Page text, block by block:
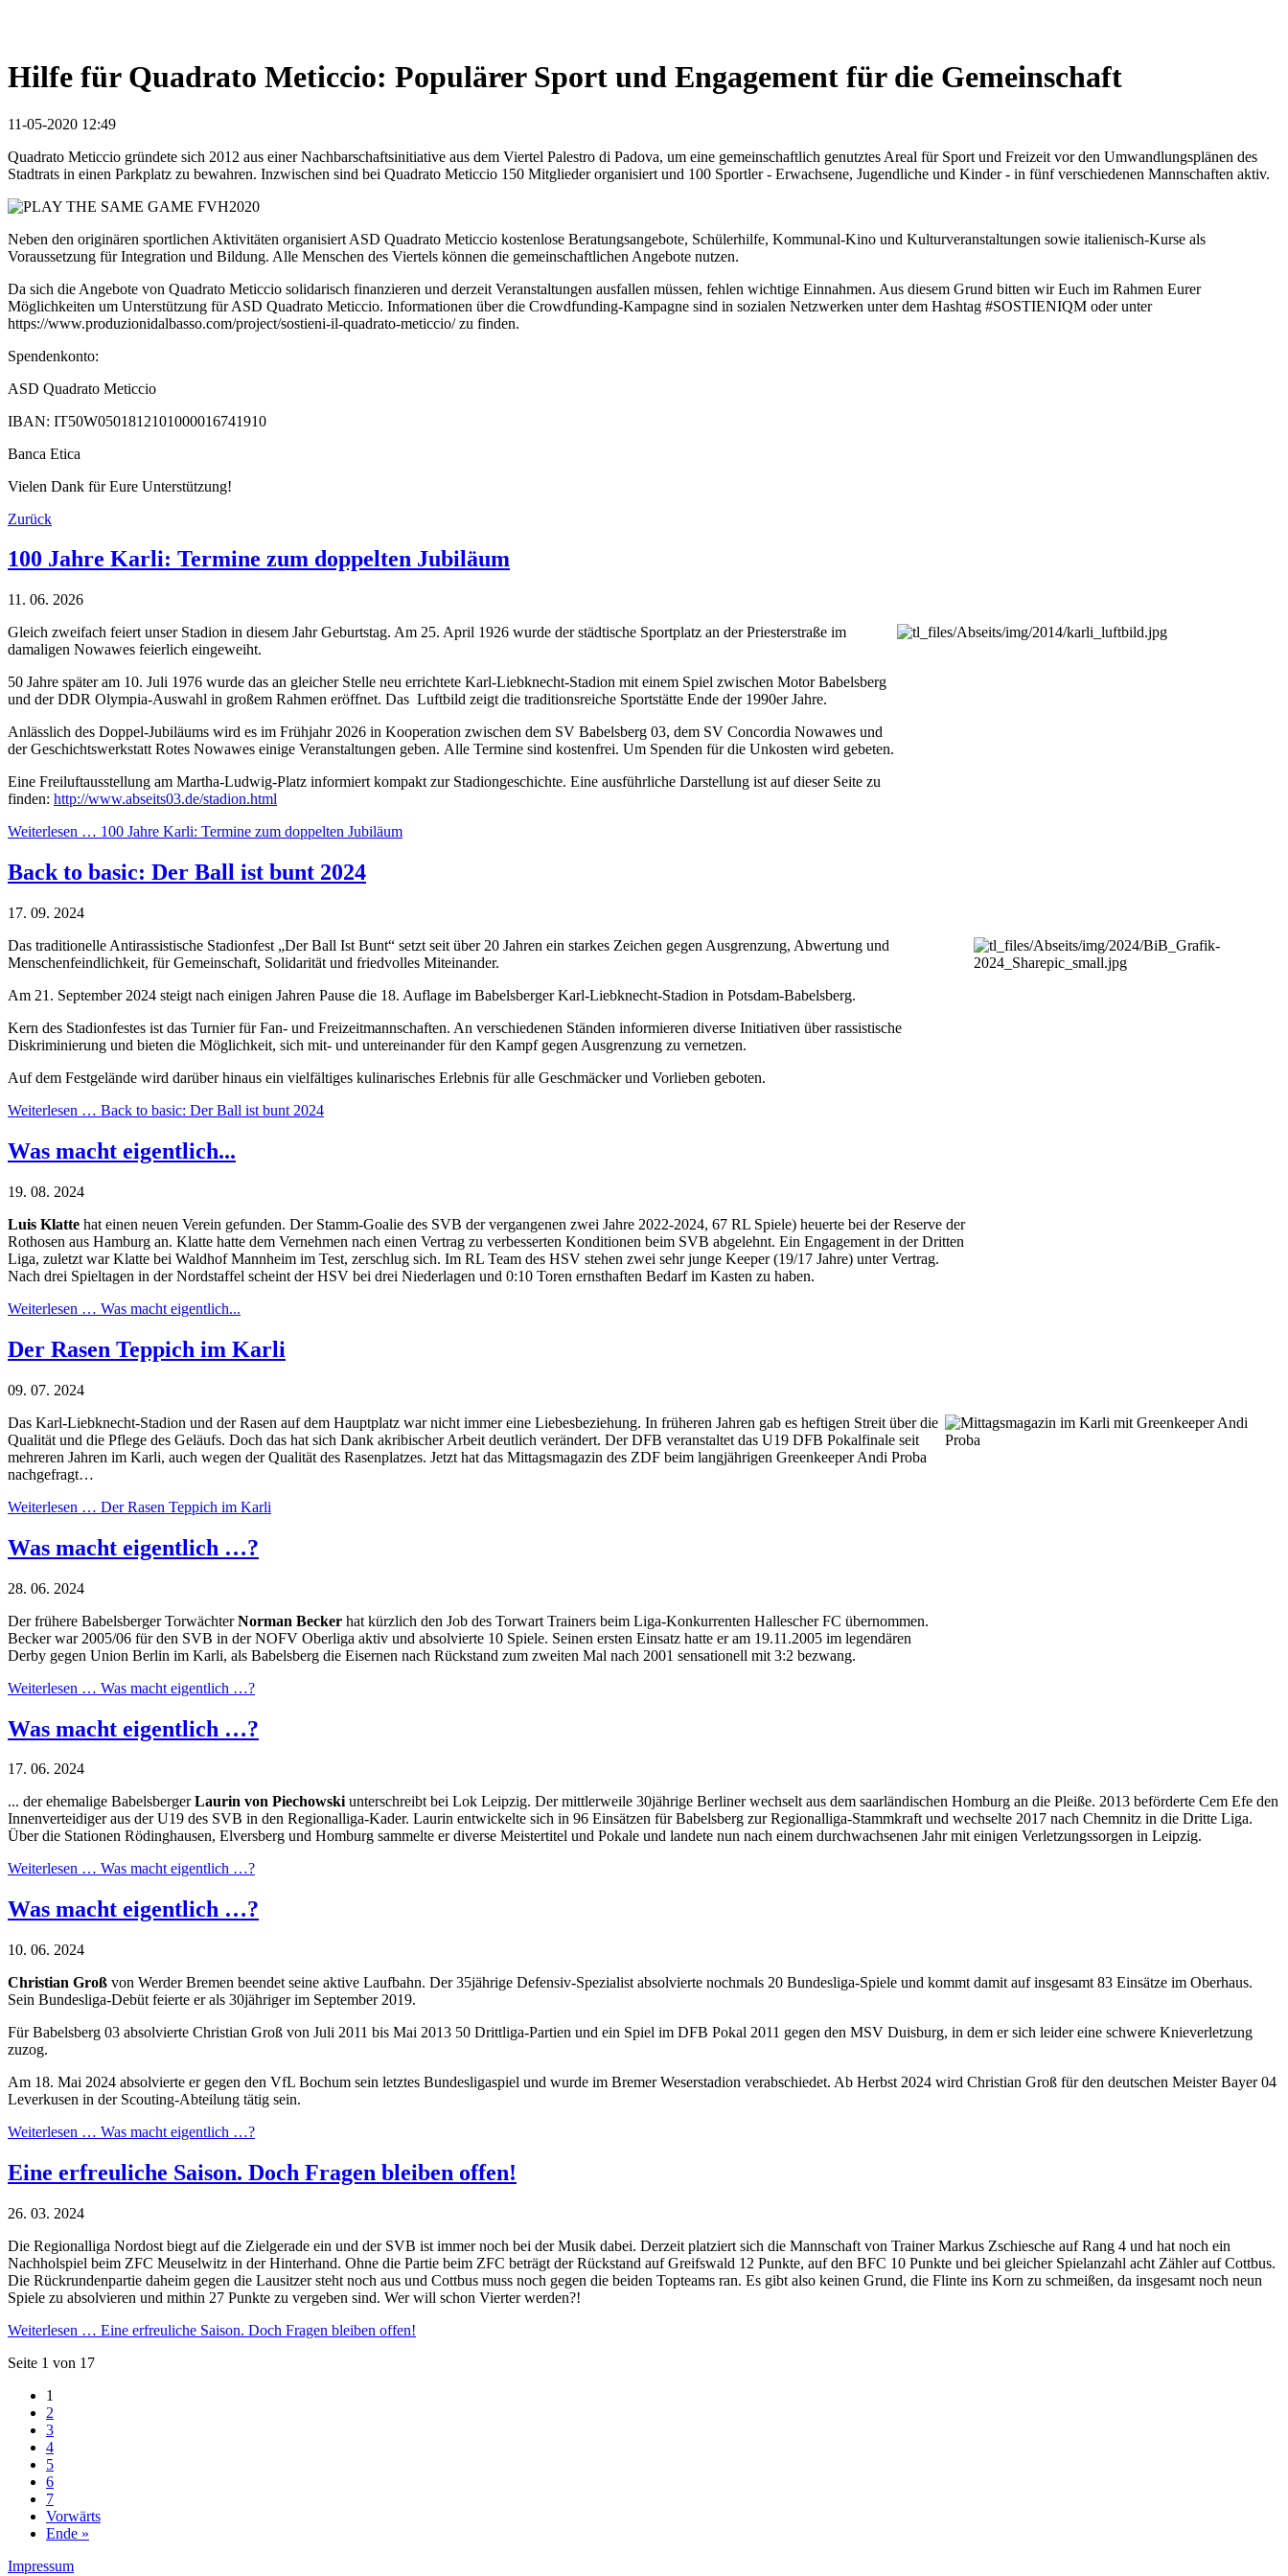
Hilfe für Quadrato Meticcio: Populärer Sport und Engagement für die Gemeinschaft
11-05-2020 12:49
Quadrato Meticcio gründete sich 2012 aus einer Nachbarschaftsinitiative aus dem Viertel Palestro di Padova, um eine gemeinschaftlich genutztes Areal für Sport und Freizeit vor den Umwandlungsplänen des
Stadtrats in einen Parkplatz zu bewahren. Inzwischen sind bei Quadrato Meticcio 150 Mitglieder organisiert und 100 Sportler - Erwachsene, Jugendliche und Kinder - in fünf verschiedenen Mannschaften aktiv.
Neben den originären sportlichen Aktivitäten organisiert ASD Quadrato Meticcio kostenlose Beratungsangebote, Schülerhilfe, Kommunal-Kino und Kulturveranstaltungen sowie italienisch-Kurse als
Voraussetzung für Integration und Bildung. Alle Menschen des Viertels können die gemeinschaftlichen Angebote nutzen.
Da sich die Angebote von Quadrato Meticcio solidarisch finanzieren und derzeit Veranstaltungen ausfallen müssen, fehlen wichtige Einnahmen. Aus diesem Grund bitten wir Euch im Rahmen Eurer
Möglichkeiten um Unterstützung für ASD Quadrato Meticcio. Informationen über die Crowdfunding-Kampagne sind in sozialen Netzwerken unter dem Hashtag #SOSTIENIQM oder unter
https://www.produzionidalbasso.com/project/sostieni-il-quadrato-meticcio/ zu finden.
Spendenkonto:
ASD Quadrato Meticcio
IBAN: IT50W0501812101000016741910
Banca Etica
Vielen Dank für Eure Unterstützung!
Zurück
100 Jahre Karli: Termine zum doppelten Jubiläum
11. 06. 2026
Gleich zweifach feiert unser Stadion in diesem Jahr Geburtstag. Am 25. April 1926 wurde der städtische Sportplatz an der Priesterstraße im
damaligen Nowawes feierlich eingeweiht.
50 Jahre später am 10. Juli 1976 wurde das an gleicher Stelle neu errichtete Karl-Liebknecht-Stadion mit einem Spiel zwischen Motor Babelsberg
und der DDR Olympia-Auswahl in großem Rahmen eröffnet. Das Luftbild zeigt die traditionsreiche Sportstätte Ende der 1990er Jahre.
Anlässlich des Doppel-Jubiläums wird es im Frühjahr 2026 in Kooperation zwischen dem SV Babelsberg 03, dem SV Concordia Nowawes und
der Geschichtswerkstatt Rotes Nowawes einige Veranstaltungen geben. Alle Termine sind kostenfrei. Um Spenden für die Unkosten wird gebeten.
Eine Freiluftausstellung am Martha-Ludwig-Platz informiert kompakt zur Stadiongeschichte. Eine ausführliche Darstellung ist auf dieser Seite zu
finden: http://www.abseits03.de/stadion.html
Weiterlesen … 100 Jahre Karli: Termine zum doppelten Jubiläum
Back to basic: Der Ball ist bunt 2024
17. 09. 2024
Das traditionelle Antirassistische Stadionfest „Der Ball Ist Bunt“ setzt seit über 20 Jahren ein starkes Zeichen gegen Ausgrenzung, Abwertung und
Menschenfeindlichkeit, für Gemeinschaft, Solidarität und friedvolles Miteinander.
Am 21. September 2024 steigt nach einigen Jahren Pause die 18. Auflage im Babelsberger Karl-Liebknecht-Stadion in Potsdam-Babelsberg.
Kern des Stadionfestes ist das Turnier für Fan- und Freizeitmannschaften. An verschiedenen Ständen informieren diverse Initiativen über rassistische
Diskriminierung und bieten die Möglichkeit, sich mit- und untereinander für den Kampf gegen Ausgrenzung zu vernetzen.
Auf dem Festgelände wird darüber hinaus ein vielfältiges kulinarisches Erlebnis für alle Geschmäcker und Vorlieben geboten.
Weiterlesen … Back to basic: Der Ball ist bunt 2024
Was macht eigentlich...
19. 08. 2024
Luis Klatte hat einen neuen Verein gefunden. Der Stamm-Goalie des SVB der vergangenen zwei Jahre 2022-2024, 67 RL Spiele) heuerte bei der Reserve der
Rothosen aus Hamburg an. Klatte hatte dem Vernehmen nach einen Vertrag zu verbesserten Konditionen beim SVB abgelehnt. Ein Engagement in der Dritten
Liga, zuletzt war Klatte bei Waldhof Mannheim im Test, zerschlug sich. Im RL Team des HSV stehen zwei sehr junge Keeper (19/17 Jahre) unter Vertrag.
Nach drei Spieltagen in der Nordstaffel scheint der HSV bei drei Niederlagen und 0:10 Toren ernsthaften Bedarf im Kasten zu haben.
Weiterlesen … Was macht eigentlich...
Der Rasen Teppich im Karli
09. 07. 2024
Das Karl-Liebknecht-Stadion und der Rasen auf dem Hauptplatz war nicht immer eine Liebesbeziehung. In früheren Jahren gab es heftigen Streit über die
Qualität und die Pflege des Geläufs. Doch das hat sich Dank akribischer Arbeit deutlich verändert. Der DFB veranstaltet das U19 DFB Pokalfinale seit
mehreren Jahren im Karli, auch wegen der Qualität des Rasenplatzes. Jetzt hat das Mittagsmagazin des ZDF beim langjährigen Greenkeeper Andi Proba
nachgefragt…
Weiterlesen … Der Rasen Teppich im Karli
Was macht eigentlich …?
28. 06. 2024
Der frühere Babelsberger TorwächterNorman Becker hat kürzlich den Job des Torwart Trainers beim Liga-Konkurrenten Hallescher FC übernommen.
Becker war 2005/06 für den SVB in der NOFV Oberliga aktiv und absolvierte 10 Spiele. Seinen ersten Einsatz hatte er am 19.11.2005 im legendären
Derby gegen Union Berlin im Karli, als Babelsberg die Eisernen nach Rückstand zum zweiten Mal nach 2001 sensationell mit 3:2 bezwang.
Weiterlesen … Was macht eigentlich …?
Was macht eigentlich …?
17. 06. 2024
... der ehemalige BabelsbergerLaurin von Piechowskiunterschreibt bei Lok Leipzig. Der mittlerweile 30jährige Berliner wechselt aus dem saarländischen Homburg an die Pleiße. 2013 beförderte Cem Efe den
Innenverteidiger aus der U19 des SVB in den Regionalliga-Kader. Laurin entwickelte sich in 96 Einsätzen für Babelsberg zur Regionalliga-Stammkraft und wechselte 2017 nach Chemnitz in die Dritte Liga.
Über die Stationen Rödinghausen, Elversberg und Homburg sammelte er diverse Meistertitel und Pokale und landete nun nach einem durchwachsenen Jahr mit einigen Verletzungssorgen in Leipzig.
Weiterlesen … Was macht eigentlich …?
Was macht eigentlich …?
10. 06. 2024
Christian Groß von Werder Bremen beendet seine aktive Laufbahn. Der 35jährige Defensiv-Spezialist absolvierte nochmals 20 Bundesliga-Spiele und kommt damit auf insgesamt 83 Einsätze im Oberhaus.
Sein Bundesliga-Debüt feierte er als 30jähriger im September 2019.
Für Babelsberg 03 absolvierte Christian Groß von Juli 2011 bis Mai 2013 50 Drittliga-Partien und ein Spiel im DFB Pokal 2011 gegen den MSV Duisburg, in dem er sich leider eine schwere Knieverletzung
zuzog.
Am 18. Mai 2024 absolvierte er gegen den VfL Bochum sein letztes Bundesligaspiel und wurde im Bremer Weserstadion verabschiedet. Ab Herbst 2024 wird Christian Groß für den deutschen Meister Bayer 04
Leverkusen in der Scouting-Abteilung tätig sein.
Weiterlesen … Was macht eigentlich …?
Eine erfreuliche Saison. Doch Fragen bleiben offen!
26. 03. 2024
Die Regionalliga Nordost biegt auf die Zielgerade ein und der SVB ist immer noch bei der Musik dabei. Derzeit platziert sich die Mannschaft von Trainer Markus Zschiesche auf Rang 4 und hat noch ein
Nachholspiel beim ZFC Meuselwitz in der Hinterhand. Ohne die Partie beim ZFC beträgt der Rückstand auf Greifswald 12 Punkte, auf den BFC 10 Punkte und bei gleicher Spielanzahl acht Zähler auf Cottbus.
Die Rückrundenpartie daheim gegen die Lausitzer steht noch aus und Cottbus muss noch gegen die beiden Topteams ran. Es gibt also keinen Grund, die Flinte ins Korn zu schmeißen, da insgesamt noch neun
Spiele zu absolvieren und mithin 27 Punkte zu vergeben sind. Wer will schon Vierter werden?!
Weiterlesen … Eine erfreuliche Saison. Doch Fragen bleiben offen!
Seite 1 von 17
1
2
3
4
5
6
7
Vorwärts
Ende »
Impressum